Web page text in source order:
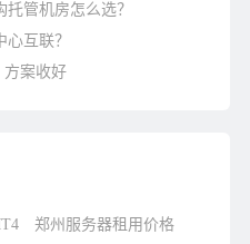
托管机房怎么选？
互联？
方案收好
郑州服务器租用价格